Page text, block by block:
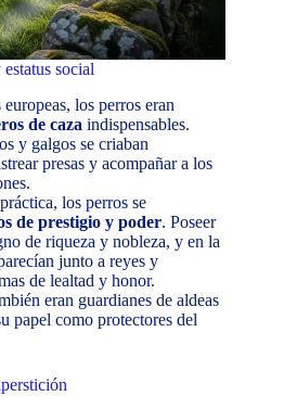
social
los perros eran
de caza indispensables.
y galgos se criaban
presas y acompañar a los
los perros se
de prestigio y poder. Poseer
de riqueza y nobleza, y en la
junto a reyes y
de lealtad y honor.
eran guardianes de aldeas
papel como protectores del